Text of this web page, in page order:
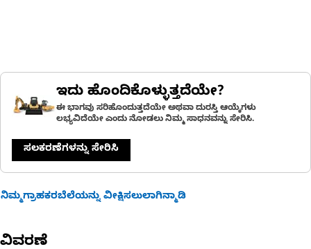
ಇದು ಹೊಂದಿಕೊಳ್ಳುತ್ತದೆಯೇ?
ಈ ಭಾಗವು ಸರಿಹೊಂದುತ್ತದೆಯೇ ಅಥವಾ ದುರಸ್ತಿ ಆಯ್ಕೆಗಳು
ಲಭ್ಯವಿದೆಯೇ ಎಂದು ನೋಡಲು ನಿಮ್ಮ ಸಾಧನವನ್ನು ಸೇರಿಸಿ.
ಸಲಕರಣೆಗಳನ್ನು ಸೇರಿಸಿ
ನಿಮ್ಮಗ್ರಾಹಕರಬೆಲೆಯನ್ನು ವೀಕ್ಷಿಸಲುಲಾಗಿನ್ಮಾಡಿ
ವಿವರಣೆ